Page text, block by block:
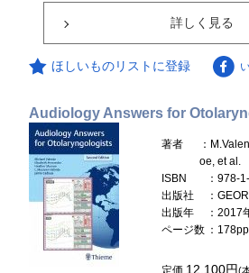
詳しく見る
ほしいものリストに登録
Audiology Answers for
著者
：
oe, et al.
ISBN
：978-
出版社
：
出版年
：2017
ページ数 ：
12,100円(